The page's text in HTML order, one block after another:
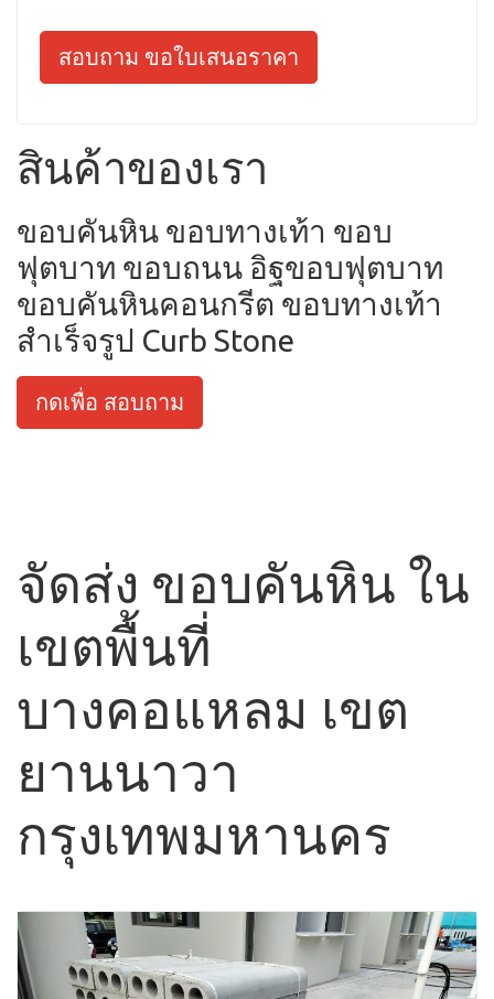
สอบถาม ขอใบเสนอราคา
สินค้าของเรา
ขอบคันหิน ขอบทางเท้า ขอบ
ฟุตบาท ขอบถนน อิฐขอบฟุตบาท
ขอบคันหินคอนกรีต ขอบทางเท้า
สำเร็จรูป Curb Stone
กดเพื่อ สอบถาม
จัดส่ง ขอบคันหิน ใน
เขตพื้นที่
บางคอแหลม เขต
ยานนาวา
กรุงเทพมหานคร